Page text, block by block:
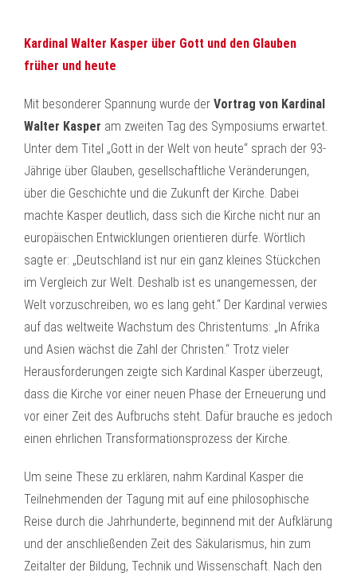
Kardinal Walter Kasper über Gott und den Glauben
früher und heute
Mit besonderer Spannung wurde der Vortrag von Kardinal
Walter Kasper am zweiten Tag des Symposiums erwartet.
Unter dem Titel „Gott in der Welt von heute“ sprach der 93-
Jährige über Glauben, gesellschaftliche Veränderungen,
über die Geschichte und die Zukunft der Kirche. Dabei
machte Kasper deutlich, dass sich die Kirche nicht nur an
europäischen Entwicklungen orientieren dürfe. Wörtlich
sagte er: „Deutschland ist nur ein ganz kleines Stückchen
im Vergleich zur Welt. Deshalb ist es unangemessen, der
Welt vorzuschreiben, wo es lang geht.“ Der Kardinal verwies
auf das weltweite Wachstum des Christentums: „In Afrika
und Asien wächst die Zahl der Christen.“ Trotz vieler
Herausforderungen zeigte sich Kardinal Kasper überzeugt,
dass die Kirche vor einer neuen Phase der Erneuerung und
vor einer Zeit des Aufbruchs steht. Dafür brauche es jedoch
einen ehrlichen Transformationsprozess der Kirche.
Um seine These zu erklären, nahm Kardinal Kasper die
Teilnehmenden der Tagung mit auf eine philosophische
Reise durch die Jahrhunderte, beginnend mit der Aufklärung
und der anschließenden Zeit des Säkularismus, hin zum
Zeitalter der Bildung, Technik und Wissenschaft. Nach den